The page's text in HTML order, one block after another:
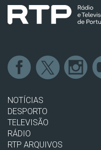
NOTÍCIAS
DESPORTO
TELEVISÃO
RÁDIO
RTP ARQUIVOS